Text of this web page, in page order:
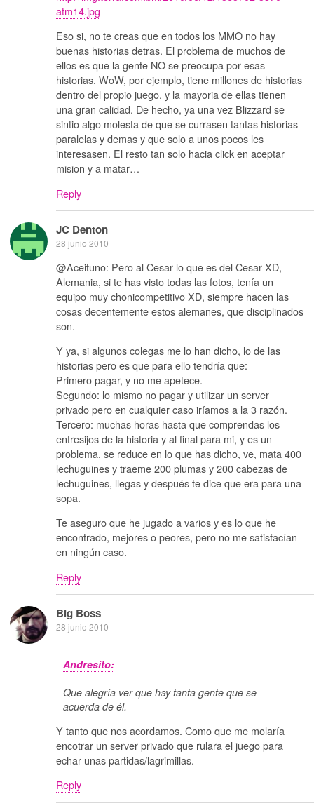
atm14.jpg
Eso si, no te creas que en todos los MMO no hay
buenas historias detras. El problema de muchos de
ellos es que la gente NO se preocupa por esas
historias. WoW, por ejemplo, tiene millones de historias
dentro del propio juego, y la mayoria de ellas tienen
una gran calidad. De hecho, ya una vez Blizzard se
sintio algo molesta de que se currasen tantas historias
paralelas y demas y que solo a unos pocos les
interesasen. El resto tan solo hacia click en aceptar
mision y a matar…
Reply
JC Denton
28 junio 2010
@Aceituno: Pero al Cesar lo que es del Cesar XD,
Alemania, si te has visto todas las fotos, tenía un
equipo muy chonicompetitivo XD, siempre hacen las
cosas decentemente estos alemanes, que disciplinados
son.
Y ya, si algunos colegas me lo han dicho, lo de las
historias pero es que para ello tendría que:
Primero pagar, y no me apetece.
Segundo: lo mismo no pagar y utilizar un server
privado pero en cualquier caso iríamos a la 3 razón.
Tercero: muchas horas hasta que comprendas los
entresijos de la historia y al final para mi, y es un
problema, se reduce en lo que has dicho, ve, mata 400
lechuguines y traeme 200 plumas y 200 cabezas de
lechuguines, llegas y después te dice que era para una
sopa.
Te aseguro que he jugado a varios y es lo que he
encontrado, mejores o peores, pero no me satisfacían
en ningún caso.
Reply
Big Boss
28 junio 2010
Andresito:
Que alegría ver que hay tanta gente que se
acuerda de él.
Y tanto que nos acordamos. Como que me molaría
encotrar un server privado que rulara el juego para
echar unas partidas/lagrimillas.
Reply